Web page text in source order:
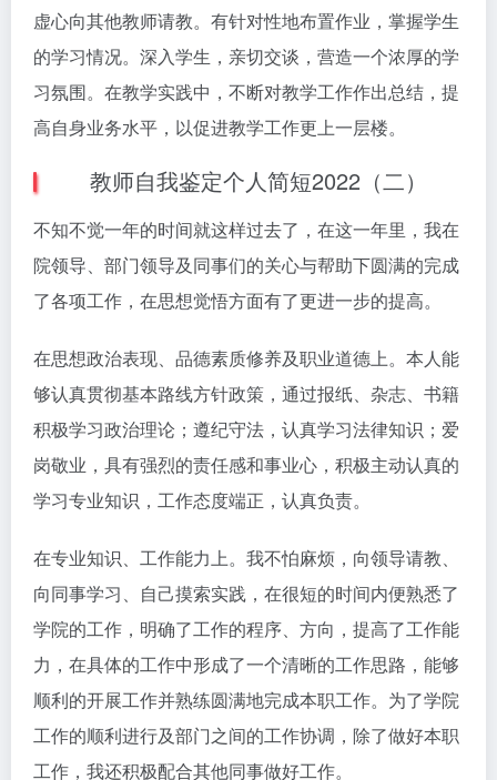
虚心向其他教师请教。有针对性地布置作业，掌握学生
的学习情况。深入学生，亲切交谈，营造一个浓厚的学
习氛围。在教学实践中，不断对教学工作作出总结，提
高自身业务水平，以促进教学工作更上一层楼。
教师自我鉴定个人简短2022（二）
不知不觉一年的时间就这样过去了，在这一年里，我在
院领导、部门领导及同事们的关心与帮助下圆满的完成
了各项工作，在思想觉悟方面有了更进一步的提高。
在思想政治表现、品德素质修养及职业道德上。本人能
够认真贯彻基本路线方针政策，通过报纸、杂志、书籍
积极学习政治理论；遵纪守法，认真学习法律知识；爱
岗敬业，具有强烈的责任感和事业心，积极主动认真的
学习专业知识，工作态度端正，认真负责。
在专业知识、工作能力上。我不怕麻烦，向领导请教、
向同事学习、自己摸索实践，在很短的时间内便熟悉了
学院的工作，明确了工作的程序、方向，提高了工作能
力，在具体的工作中形成了一个清晰的工作思路，能够
顺利的开展工作并熟练圆满地完成本职工作。为了学院
工作的顺利进行及部门之间的工作协调，除了做好本职
工作，我还积极配合其他同事做好工作。